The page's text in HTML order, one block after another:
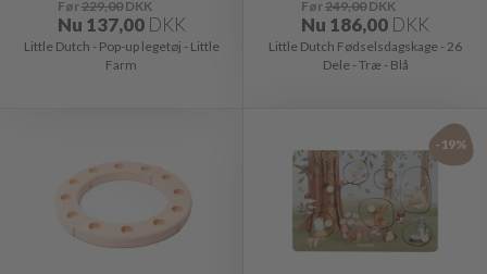
Før229,00DKK
Nu 137,00 DKK
Little Dutch - Pop-up legetøj - Little
Farm
Før249,00 DKK
Nu 186,00 DKK
Little Dutch Fødselsdagskage - 26
Dele - Træ - Blå
-19%